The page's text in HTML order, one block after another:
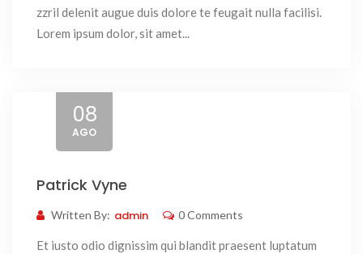
zzril delenit augue duis dolore te feugait nulla facilisi.
Lorem ipsum dolor, sit amet...
08
AGO
Patrick Vyne
Written By: admin 0 Comments
Et iusto odio dignissim qui blandit praesent luptatum